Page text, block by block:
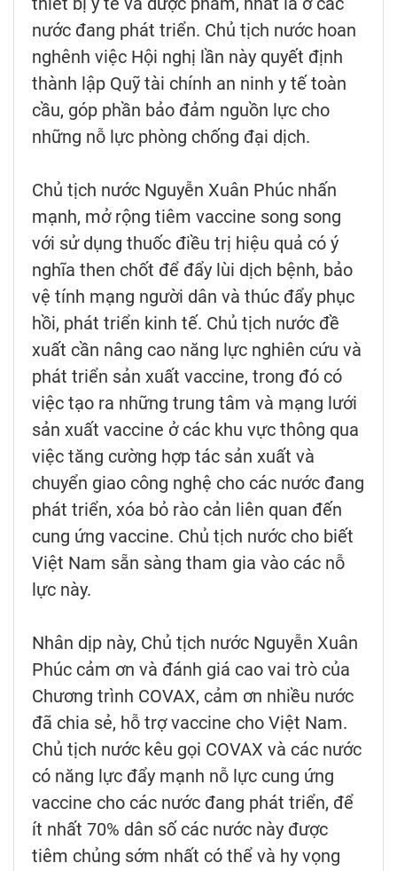
nước đang phát triển. Chủ tịch nước hoan
nghênh việc Hội nghị lần này quyết định
thành lập Quỹ tài chính an ninh y tế toàn
cầu, góp phần bảo đảm nguồn lực cho
những nỗ lực phòng chống đại dịch.
Chủ tịch nước Nguyễn Xuân Phúc nhấn
mạnh, mở rộng tiêm vaccine song song
với sử dụng thuốc điều trị hiệu quả có ý
nghĩa then chốt để đẩy lùi dịch bệnh, bảo
vệ tính mạng người dân và thúc đẩy phục
hồi, phát triển kinh tế. Chủ tịch nước đề
xuất cần nâng cao năng lực nghiên cứu và
phát triển sản xuất vaccine, trong đó có
việc tạo ra những trung tâm và mạng lưới
sản xuất vaccine ở các khu vực thông qua
việc tăng cường hợp tác sản xuất và
chuyển giao công nghệ cho các nước đang
phát triển, xóa bỏ rào cản liên quan đến
cung ứng vaccine. Chủ tịch nước cho biết
Việt Nam sẵn sàng tham gia vào các nỗ
lực này.
Nhân dịp này, Chủ tịch nước Nguyễn Xuân
Phúc cảm ơn và đánh giá cao vai trò của
Chương trình COVAX, cảm ơn nhiều nước
đã chia sẻ, hỗ trợ vaccine cho Việt Nam.
Chủ tịch nước kêu gọi COVAX và các nước
có năng lực đẩy mạnh nỗ lực cung ứng
vaccine cho các nước đang phát triển, để
ít nhất 70% dân số các nước này được
tiêm chủng sớm nhất có thể và hy vọng